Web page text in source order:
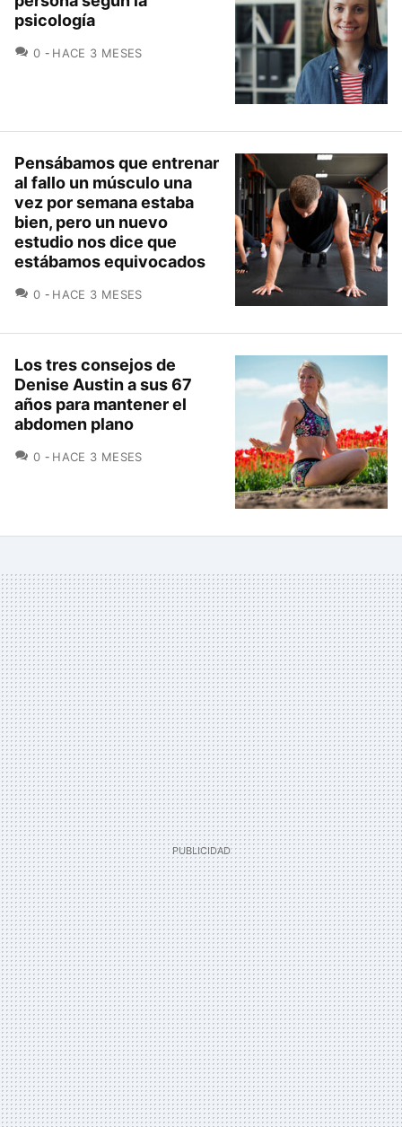
psicología
0 COMENTARIOS
HACE 3 MESES
Pensábamos que entrenar
al fallo un músculo una
vez por semana estaba
bien, pero un nuevo
estudio nos dice que
estábamos equivocados
0 COMENTARIOS
HACE 3 MESES
Los tres consejos de
Denise Austin a sus 67
años para mantener el
abdomen plano
0 COMENTARIOS
HACE 3 MESES